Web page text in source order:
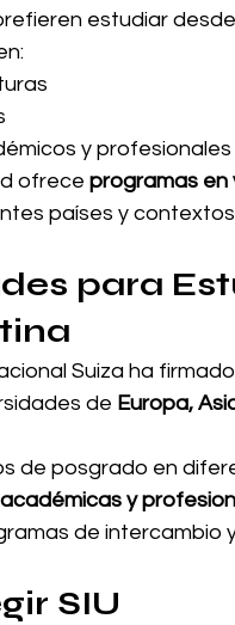
estudiar
y profesionales
ofrece programas en
países y
para
Suiza ha firmado
de Europa,
de posgrado en
y
de intercambio
SIU